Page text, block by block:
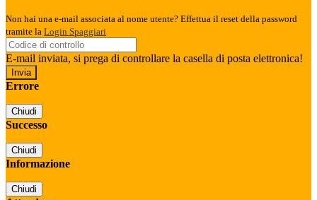
Non hai una e-mail associata al nome utente? Effettua il reset della password
tramite la Login Spaggiari
E-mail inviata, si prega di controllare la casella di posta elettronica!
Errore
Chiudi
Successo
Chiudi
Informazione
Chiudi